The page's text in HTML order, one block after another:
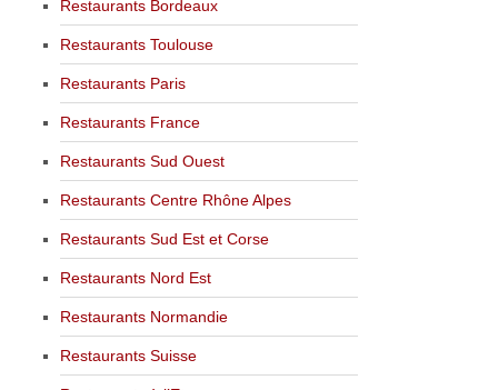
Restaurants Bordeaux
Restaurants Toulouse
Restaurants Paris
Restaurants France
Restaurants Sud Ouest
Restaurants Centre Rhône Alpes
Restaurants Sud Est et Corse
Restaurants Nord Est
Restaurants Normandie
Restaurants Suisse